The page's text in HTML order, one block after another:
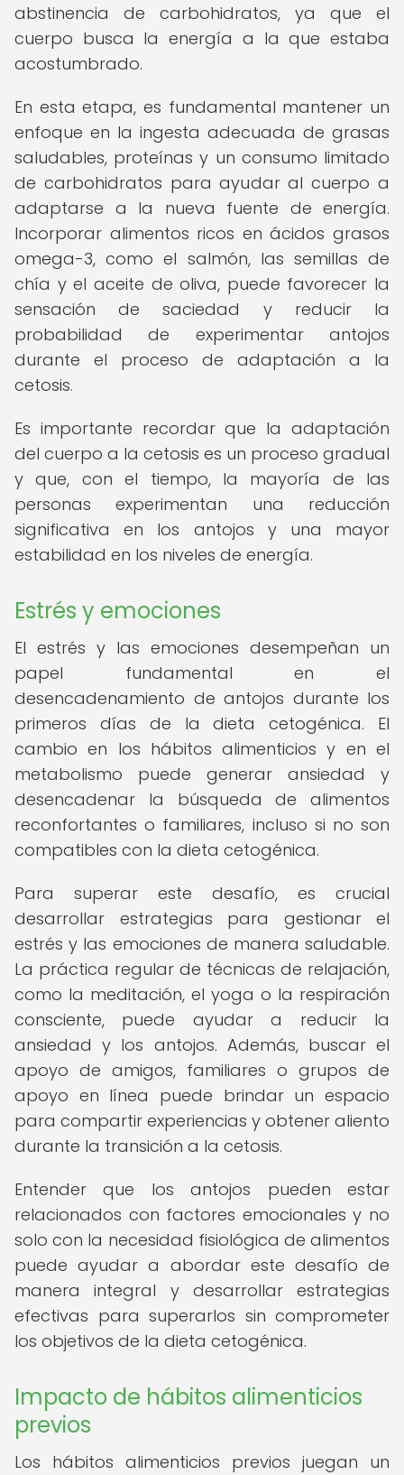
abstinencia de carbohidratos, ya que el
cuerpo busca la energía a la que estaba
acostumbrado.
En esta etapa, es fundamental mantener un
enfoque en la ingesta adecuada de grasas
saludables, proteínas y un consumo limitado
de carbohidratos para ayudar al cuerpo a
adaptarse a la nueva fuente de energía.
Incorporar alimentos ricos en ácidos grasos
omega-3, como el salmón, las semillas de
chía y el aceite de oliva, puede favorecer la
sensación de saciedad y reducir la
probabilidad de experimentar antojos
durante el proceso de adaptación a la
cetosis.
Es importante recordar que la adaptación
del cuerpo a la cetosis es un proceso gradual
y que, con el tiempo, la mayoría de las
personas experimentan una reducción
significativa en los antojos y una mayor
estabilidad en los niveles de energía.
Estrés y emociones
El estrés y las emociones desempeñan un
papel fundamental en el
desencadenamiento de antojos durante los
primeros días de la dieta cetogénica. El
cambio en los hábitos alimenticios y en el
metabolismo puede generar ansiedad y
desencadenar la búsqueda de alimentos
reconfortantes o familiares, incluso si no son
compatibles con la dieta cetogénica.
Para superar este desafío, es crucial
desarrollar estrategias para gestionar el
estrés y las emociones de manera saludable.
La práctica regular de técnicas de relajación,
como la meditación, el yoga o la respiración
consciente, puede ayudar a reducir la
ansiedad y los antojos. Además, buscar el
apoyo de amigos, familiares o grupos de
apoyo en línea puede brindar un espacio
para compartir experiencias y obtener aliento
durante la transición a la cetosis.
Entender que los antojos pueden estar
relacionados con factores emocionales y no
solo con la necesidad fisiológica de alimentos
puede ayudar a abordar este desafío de
manera integral y desarrollar estrategias
efectivas para superarlos sin comprometer
los objetivos de la dieta cetogénica.
Impacto de hábitos alimenticios
previos
Los hábitos alimenticios previos juegan un